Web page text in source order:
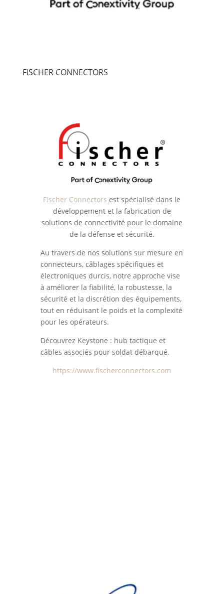
FISCHER CONNECTORS
Fischer Connectors est spécialisé dans le
développement et la fabrication de
solutions de connectivité pour le domaine
de la défense et sécurité.
Au travers de nos solutions sur mesure en
connecteurs, câblages spécifiques et
électroniques durcis, notre approche vise
à améliorer la fiabilité, la robustesse, la
sécurité et la discrétion des équipements,
tout en réduisant le poids et la complexité
pour les opérateurs.
Découvrez Keystone : hub tactique et
câbles associés pour soldat débarqué.
https://www.fischerconnectors.com